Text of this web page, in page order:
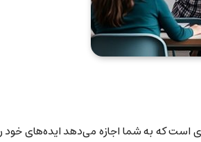
است که به شما اجازه می‌دهد ایده‌های خود